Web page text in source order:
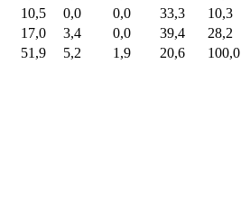
10,5 0,0 0,0 33,3 10,3
17,0 3,4 0,0 39,4 28,2
51,9 5,2 1,9 20,6 100,0